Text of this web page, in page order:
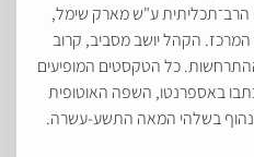
ע"ש מארק שימל,
הקהל יושב מסביב, קרוב
כל הטקסטים המופיעים
באספרנטו, השפה האוטופית
בשלהי המאה התשע-עשרה.